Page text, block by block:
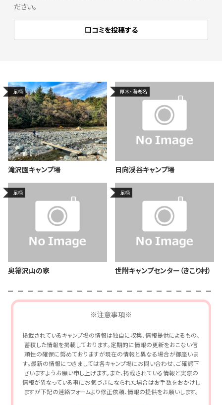
ださい。
足柄
滝沢園キャンプ場
厚木・海老名
日向渓谷キャンプ場
足柄
奥箒沢山の家
足柄
世附キャンプセンター（きこり村）
※注意事項※
掲載されているキャンプ場の情報は独自に収集、情報提供によるもの、
蓄積した情報を掲載しております。定期的に情報の更新をおこない信
頼性の確保に努めておりますが現在の情報と異なる場合が御座いま
す。最新の情報につきましては各キャンプ場にお問い合わせ、ご確認下
さいますようお願い申し上げます。また、掲載されている情報と実際の
情報が異なっている事にお気づきになられた場合はお手数をおかけし
ますが下記の連絡フォームより修正依頼、情報の提供をお願いします。